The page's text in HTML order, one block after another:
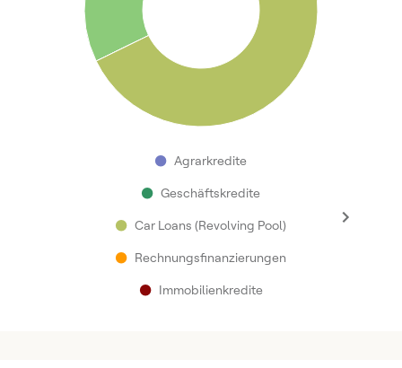
● Agrarkredite
● Geschäftskredite
● Car Loans (Revolving Pool)
● Rechnungsfinanzierungen
● Immobilienkredite